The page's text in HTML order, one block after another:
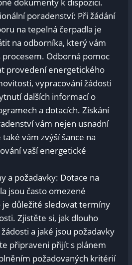
poradenství: Při žádání
na tepelná čerpadla je
na odborníka, který vám
procesem. Odborná pomoc
provedení energetického
vypracování žádosti
dalších informací o
a dotacích. Získání
vám nejen usnadní
vám zvýší šance na
vaší energetické
a požadavky: Dotace na
jsou často omezené
je důležité sledovat termíny
Zjistěte si, jak dlouho
a jaké jsou požadavky
připraveni přijít s plánem
požadovaných kritérií